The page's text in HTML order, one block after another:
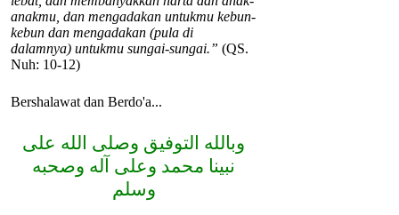
anakmu, dan mengadakan untukmu kebun-
kebun dan mengadakan (pula di
dalamnya) untukmu sungai-sungai.” (QS.
Nuh: 10-12)
Bershalawat dan Berdo'a...
وبالله التوفيق وصلى الله على
نبينا محمد وعلى آله وصحبه
وسلم